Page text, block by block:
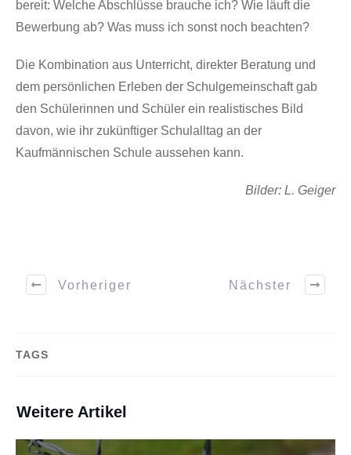
bereit: Welche Abschlüsse brauche ich? Wie läuft die
Bewerbung ab? Was muss ich sonst noch beachten?
Die Kombination aus Unterricht, direkter Beratung und
dem persönlichen Erleben der Schulgemeinschaft gab
den Schülerinnen und Schüler ein realistisches Bild
davon, wie ihr zukünftiger Schulalltag an der
Kaufmännischen Schule aussehen kann.
Bilder: L. Geiger
Vorheriger Nächster
TAGS
Weitere Artikel